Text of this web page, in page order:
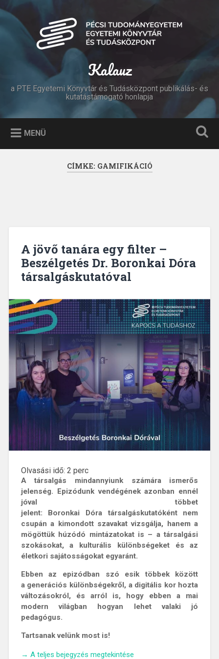
Tovább
tartalomhoz
Keresés
Kalauz
a PTE Egyetemi Könyvtár és Tudásközpont publikálás- és
kutatástámogató honlapja
MENÜ
CÍMKE: GAMIFIKÁCIÓ
A jövő tanára egy filter –
Beszélgetés Dr. Boronkai Dóra
társalgáskutatóval
Olvasási idő: 2 perc
A társalgás mindannyiunk számára ismerős
jelenség. Epizódunk vendégének azonban ennél
jóval többet
jelent: Boronkai Dóra társalgáskutatóként nem
csupán a kimondott szavakat vizsgálja, hanem a
mögöttük húzódó mintázatokat is – a társalgási
szokásokat, a kulturális különbségeket és az
életkori sajátosságokat egyaránt.
Ebben az epizódban szó esik többek között
a generációs különbségekről, a digitális kor hozta
változásokról, és arról is, hogy ebben a mai
modern világban hogyan lehet valaki jó
pedagógus.
Tartsanak velünk most is!
„A
→ A teljes bejegyzés megtekintése